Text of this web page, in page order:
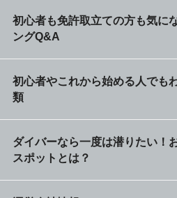
初心者も免許取立ての方も気に
ングQ&A
初心者やこれから始める人でも
類
ダイバーなら一度は潜りたい！
スポットとは？